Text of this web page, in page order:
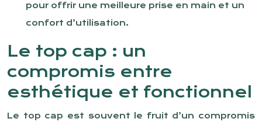
pour offrir une meilleure prise en main et un
confort d’utilisation.
Le top cap : un
compromis entre
esthétique et fonctionnel
Le top cap est souvent le fruit d’un compromis